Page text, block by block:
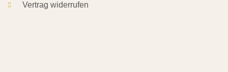
Vertrag widerrufen